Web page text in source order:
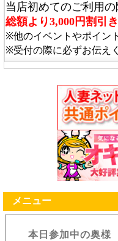
当店初めてのご利用
総額より3,000円割引き
※他のイベントやポイン
※受付の際に必ずお伝え
メニュー
本日参加中の奥様